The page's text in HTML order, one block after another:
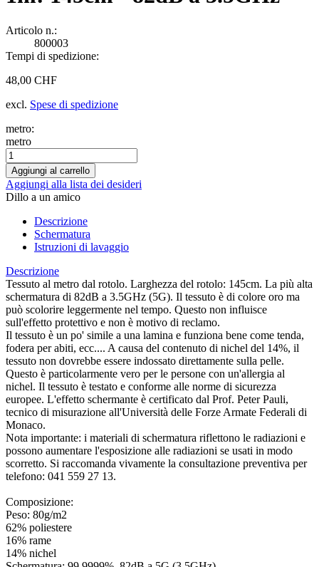
Articolo n.:
800003
Tempi di spedizione:
48,00 CHF
excl. Spese di spedizione
metro:
metro
Aggiungi alla lista dei desideri
Dillo a un amico
Descrizione
Schermatura
Istruzioni di lavaggio
Descrizione
Tessuto al metro dal rotolo. Larghezza del rotolo: 145cm. La più alta
schermatura di 82dB a 3.5GHz (5G). Il tessuto è di colore oro ma
può scolorire leggermente nel tempo. Questo non influisce
sull'effetto protettivo e non è motivo di reclamo.
Il tessuto è un po' simile a una lamina e funziona bene come tenda,
fodera per abiti, ecc.... A causa del contenuto di nichel del 14%, il
tessuto non dovrebbe essere indossato direttamente sulla pelle.
Questo è particolarmente vero per le persone con un'allergia al
nichel. Il tessuto è testato e conforme alle norme di sicurezza
europee. L'effetto schermante è certificato dal Prof. Peter Pauli,
tecnico di misurazione all'Università delle Forze Armate Federali di
Monaco.
Nota importante: i materiali di schermatura riflettono le radiazioni e
possono aumentare l'esposizione alle radiazioni se usati in modo
scorretto. Si raccomanda vivamente la consultazione preventiva per
telefono: 041 559 27 13.
Composizione:
Peso: 80g/m2
62% poliestere
16% rame
14% nichel